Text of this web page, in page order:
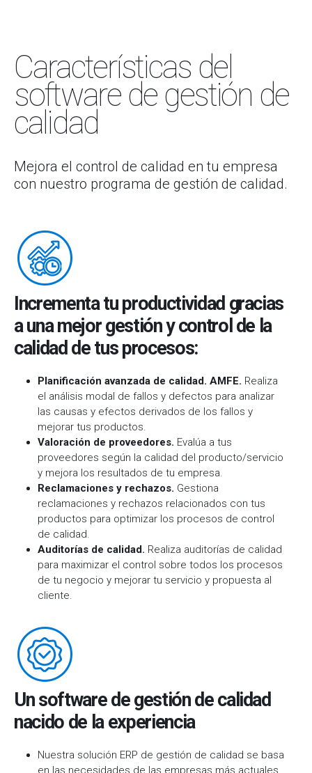
Características del
software de gestión de
calidad
Mejora el control de calidad en tu empresa
con nuestro programa de gestión de calidad.
Incrementa tu productividad gracias
a una mejor gestión y control de la
calidad de tus procesos:
Planificación avanzada de calidad. AMFE. Realiza
el análisis modal de fallos y defectos para analizar
las causas y efectos derivados de los fallos y
mejorar tus productos.
Valoración de proveedores. Evalúa a tus
proveedores según la calidad del producto/servicio
y mejora los resultados de tu empresa.
Reclamaciones y rechazos. Gestiona
reclamaciones y rechazos relacionados con tus
productos para optimizar los procesos de control
de calidad.
Auditorías de calidad. Realiza auditorías de calidad
para maximizar el control sobre todos los procesos
de tu negocio y mejorar tu servicio y propuesta al
cliente.
Un software de gestión de calidad
nacido de la experiencia
Nuestra solución ERP de gestión de calidad se basa
en las necesidades de las empresas más actuales.